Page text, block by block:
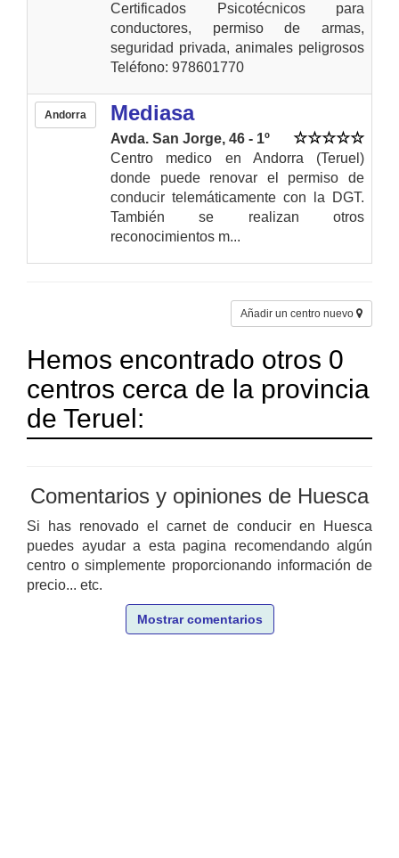
Certificados Psicotécnicos para
conductores, permiso de armas,
seguridad privada, animales peligrosos
Teléfono: 978601770
Andorra Mediasa
Avda. San Jorge, 46 - 1º
Centro medico en Andorra (Teruel)
donde puede renovar el permiso de
conducir telemáticamente con la DGT.
También se realizan otros
reconocimientos m...
Añadir un centro nuevo
Hemos encontrado otros 0
centros cerca de la provincia
de Teruel:
Comentarios y opiniones de Huesca
Si has renovado el carnet de conducir en Huesca
puedes ayudar a esta pagina recomendando algún
centro o simplemente proporcionando información de
precio... etc.
Mostrar comentarios